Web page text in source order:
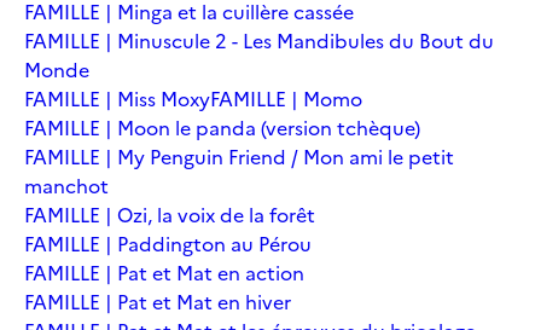
FAMILLE | Minga et la cuillère cassée
FAMILLE | Minuscule 2 - Les Mandibules du Bout du
Monde
FAMILLE | Miss MoxyFAMILLE | Momo
FAMILLE | Moon le panda (version tchèque)
FAMILLE | My Penguin Friend / Mon ami le petit
manchot
FAMILLE | Ozi, la voix de la forêt
FAMILLE | Paddington au Pérou
FAMILLE | Pat et Mat en action
FAMILLE | Pat et Mat en hiver